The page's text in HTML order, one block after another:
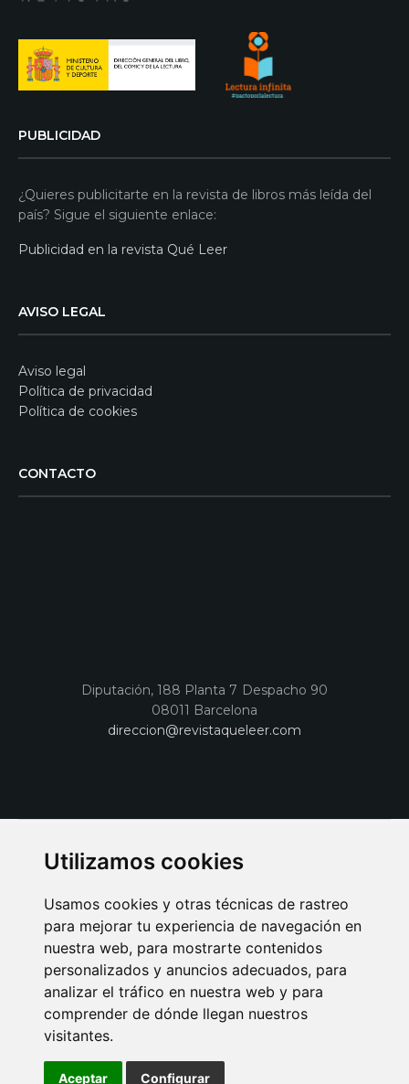
Utilizamos cookies
Usamos cookies y otras técnicas de rastreo
para mejorar tu experiencia de navegación en
nuestra web, para mostrarte contenidos
personalizados y anuncios adecuados, para
analizar el tráfico en nuestra web y para
comprender de dónde llegan nuestros
visitantes.
Aceptar Configurar
PUBLICIDAD
¿Quieres publicitarte en la revista de libros más leída del
país? Sigue el siguiente enlace:
Publicidad en la revista Qué Leer
AVISO LEGAL
Aviso legal
Política de privacidad
Política de cookies
CONTACTO
Diputación, 188 Planta 7 Despacho 90
08011 Barcelona
direccion@revistaqueleer.com
AVISO LEGAL POLITICA DE COOKIES
POLITICA DE PRIVACIDAD
PUBLICIDAD EN LA REVISTA QUÉ LEER
SORTEO-PREESTRENOS
SUSCRIPCIONES
Connecor Revistas